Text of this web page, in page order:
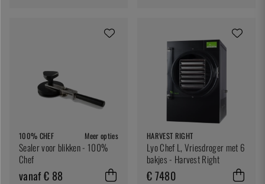
100% CHEF Meer opties
Sealer voor blikken - 100%
Chef
vanaf € 88
HARVEST RIGHT
Lyo Chef L, Vriesdroger met 6
bakjes - Harvest Right
€ 7480